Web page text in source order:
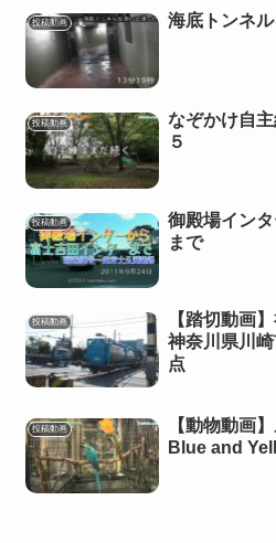
投稿動画 海底トンネ
投稿動画
なぞかけ自
５
投稿動画
御殿場イン
まで
投稿動画
【踏切動画
神奈川県川
点
投稿動画
【動物動画
Blue and